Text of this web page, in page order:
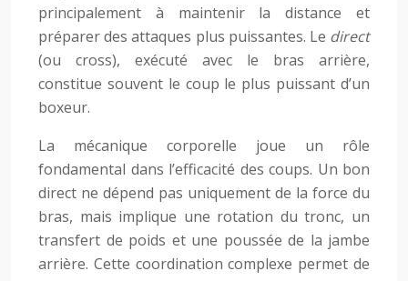
principalement à maintenir la distance et
préparer des attaques plus puissantes. Le direct
(ou cross), exécuté avec le bras arrière,
constitue souvent le coup le plus puissant d’un
boxeur.
La mécanique corporelle joue un rôle
fondamental dans l’efficacité des coups. Un bon
direct ne dépend pas uniquement de la force du
bras, mais implique une rotation du tronc, un
transfert de poids et une poussée de la jambe
arrière. Cette coordination complexe permet de